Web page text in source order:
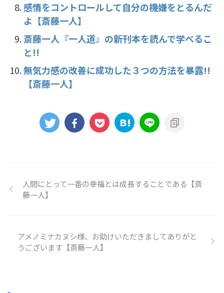
感情をコントロールして自分の機嫌をとるんだ
よ【斎藤一人】
斎藤一人『一人道』の新刊本を読んで学べるこ
と!!
無気力感の改善に成功した３つの方法を暴露!!
【斎藤一人】
人間にとって一番の幸福とは成長することである【斎
藤一人】
アメノミナカヌシ様、お助けいただきましてありがと
うございます【斎藤一人】